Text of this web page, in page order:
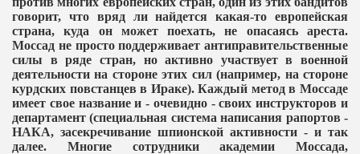
говорит, что вряд ли найдется какая-то европейская
страна, куда он может поехать, не опасаясь ареста.
Моссад не просто поддерживает антиправительственные
силы в ряде стран, но активно участвует в военной
деятельности на стороне этих сил (например, на стороне
курдских повстанцев в Ираке). Каждый метод в Моссаде
имеет свое название и - очевидно - своих инструкторов и
департамент (специальная система написания рапортов -
НАКА, засекречивание шпионской активности - и так
далее. Многие сотрудники академии Моссада,